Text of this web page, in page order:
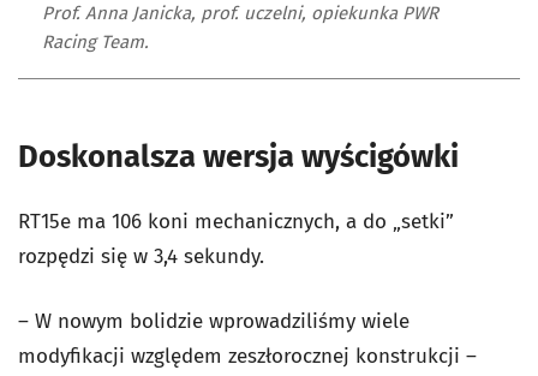
Prof. Anna Janicka, prof. uczelni, opiekunka PWR
Racing Team.
Doskonalsza wersja wyścigówki
RT15e ma 106 koni mechanicznych, a do „setki”
rozpędzi się w 3,4 sekundy.
– W nowym bolidzie wprowadziliśmy wiele
modyfikacji względem zeszłorocznej konstrukcji –